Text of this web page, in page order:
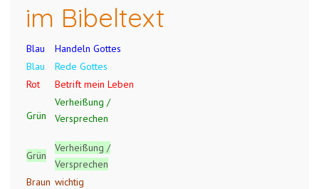
im Bibeltext
Blau
Handeln Gottes
Blau
Rede Gottes
Rot
Betrift mein Leben
Grün
Verheißung /
Versprechen
Grün
Verheißung /
Versprechen
Braun wichtig